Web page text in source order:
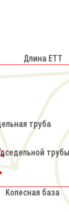
Колесная база
Длина ETT
труба